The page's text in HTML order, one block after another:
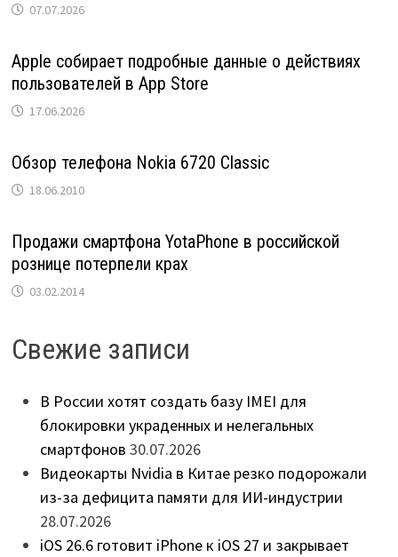
07.07.2026
Apple собирает подробные данные о действиях
пользователей в App Store
17.06.2026
Обзор телефона Nokia 6720 Classic
18.06.2010
Продажи смартфона YotaPhone в российской
рознице потерпели крах
03.02.2014
Свежие записи
В России хотят создать базу IMEI для
блокировки украденных и нелегальных
смартфонов 30.07.2026
Видеокарты Nvidia в Китае резко подорожали
из-за дефицита памяти для ИИ-индустрии
28.07.2026
iOS 26.6 готовит iPhone к iOS 27 и закрывает